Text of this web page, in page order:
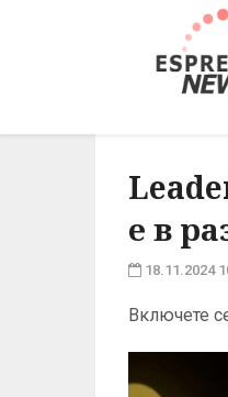
е в
18.11.2024
Включете